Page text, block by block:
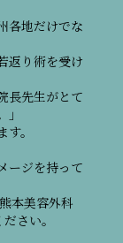
各地だけでな
返り術を受け
長先生がとて
。
ージを持って
本美容外科
さい。